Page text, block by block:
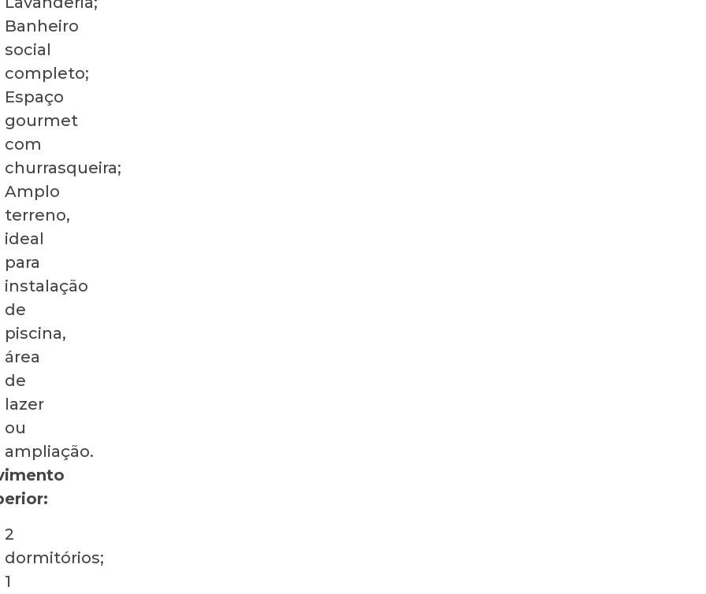
Banheiro
social
completo;
Espaço
gourmet
com
churrasqueira;
Amplo
terreno,
ideal
para
instalação
de
piscina,
área
de
lazer
ou
ampliação.
2
dormitórios;
1